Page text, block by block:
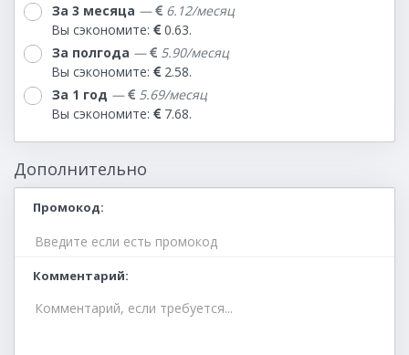
За 3 месяца — 6.12/месяц
Вы сэкономите:
0.63.
За полгода — 5.90/месяц
Вы сэкономите:
2.58.
За 1 год — 5.69/месяц
Вы сэкономите:
7.68.
Дополнительно
Промокод
Комментарий